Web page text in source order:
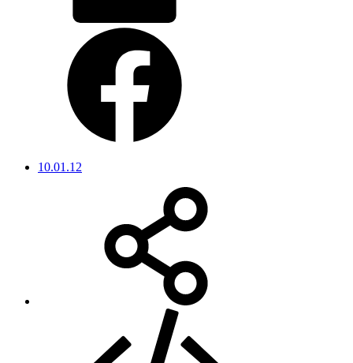
10.01.12